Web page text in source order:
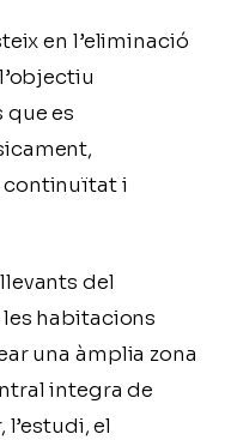
en l’eliminació
que es
continuïtat i
del
habitacions
una àmplia zona
integra de
l’estudi, el